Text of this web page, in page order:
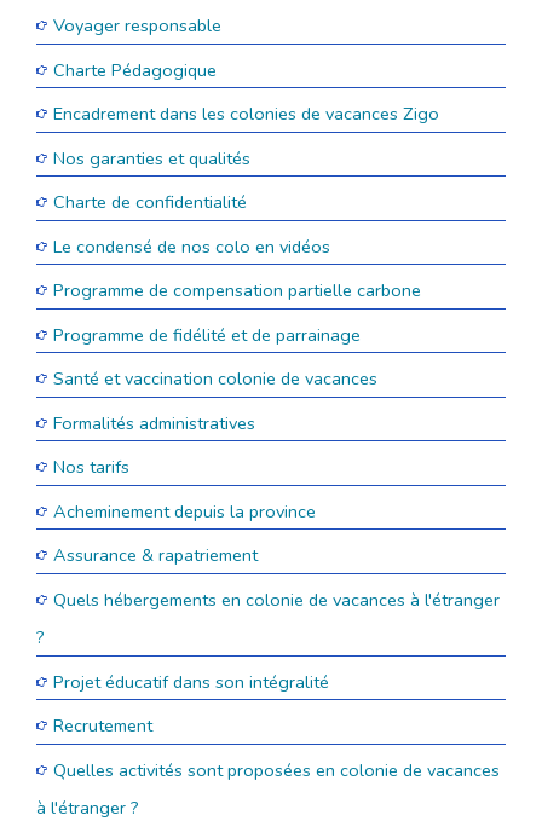
Voyager responsable
Charte Pédagogique
Encadrement dans les colonies de vacances Zigo
Nos garanties et qualités
Charte de confidentialité
Le condensé de nos colo en vidéos
Programme de compensation partielle carbone
Programme de fidélité et de parrainage
Santé et vaccination colonie de vacances
Formalités administratives
Nos tarifs
Acheminement depuis la province
Assurance & rapatriement
Quels hébergements en colonie de vacances à l'étranger
?
Projet éducatif dans son intégralité
Recrutement
Quelles activités sont proposées en colonie de vacances
à l'étranger ?